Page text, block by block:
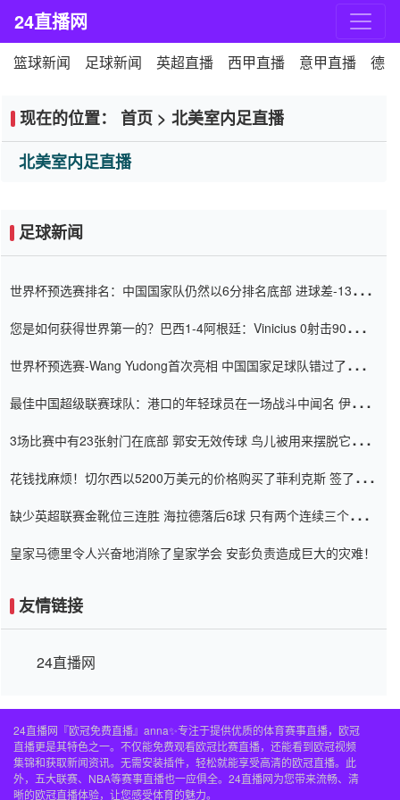
24直播网
篮球新闻 足球新闻 英超直播 西甲直播 意甲直播 德
现在的位置： 首页 > 北美室内足直播
北美室内足直播
足球新闻
世界杯预选赛排名：中国国家队仍然以6分排名底部 进球差-13令人
您是如何获得世界第一的？巴西1-4阿根廷：Vinicius 0射击90分钟
世界杯预选赛-Wang Yudong首次亮相 中国国家足球队错过了世界
最佳中国超级联赛球队：港口的年轻球员在一场战斗中闻名 伊万放
3场比赛中有23张射门在底部 郭安无效传球 鸟儿被用来摆脱它
花钱找麻烦！切尔西以5200万美元的价格购买了菲利克斯 签了7年
缺少英超联赛金靴位三连胜 海拉德落后6球 只有两个连续三个连续
皇家马德里令人兴奋地消除了皇家学会 安彭负责造成巨大的灾难！
友情链接
24直播网
24直播网『欧冠免费直播』anna✨专注于提供优质的体育赛事直播，欧冠
直播更是其特色之一。不仅能免费观看欧冠比赛直播，还能看到欧冠视频
集锦和获取新闻资讯。无需安装插件，轻松就能享受高清的欧冠直播。此
外，五大联赛、NBA等赛事直播也一应俱全。24直播网为您带来流畅、清
晰的欧冠直播体验，让您感受体育的魅力。